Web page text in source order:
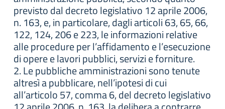
previsto dal decreto legislativo 12 aprile 2006,
n. 163, e, in particolare, dagli articoli 63, 65, 66,
122, 124, 206 e 223, le informazioni relative
alle procedure per l’affidamento e l’esecuzione
di opere e lavori pubblici, servizi e forniture.
2. Le pubbliche amministrazioni sono tenute
altresì a pubblicare, nell’ipotesi di cui
all’articolo 57, comma 6, del decreto legislativo